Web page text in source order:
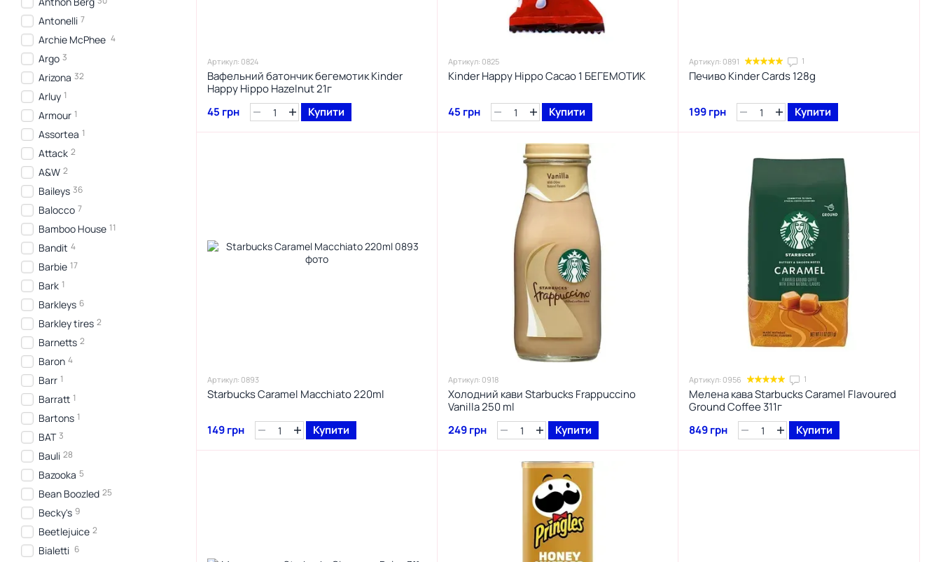
Артикул: 0824
Вафельний батончик бегемотик Kinder
Happy Hippo Hazelnut 21г
45 грн
Купити
Артикул: 0825
Kinder Happy Hippo Cacao 1 БЕГЕМОТИК
45 грн Купити
Артикул: 0891 1
Печиво Kinder Cards 128g
199 грн Купити
Артикул: 0893
Starbucks Caramel Macchiato 220ml
149 грн Купити
Артикул: 0918
Холодний кави Starbucks Frappuccino
Vanilla 250 ml
249 грн
Купити
Артикул: 0956 1
Мелена кава Starbucks Caramel Flavoured
Ground Coffee 311г
849 грн
Купити
Antonelli 7
Archie McPhee 4
Argo 3
Arizona 32
Arluy 1
Armour 1
Assortea 1
Attack 2
A&W 2
Baileys 36
Balocco 7
Bamboo House 11
Bandit 4
Barbie 17
Bark 1
Barkleys 6
Barkley tires 2
Barnetts 2
Baron 4
Barr 1
Barratt 1
Bartons 1
BAT 3
Bauli 28
Bazooka 5
Bean Boozled 25
Becky's 9
Beetlejuice 2
Bialetti 6